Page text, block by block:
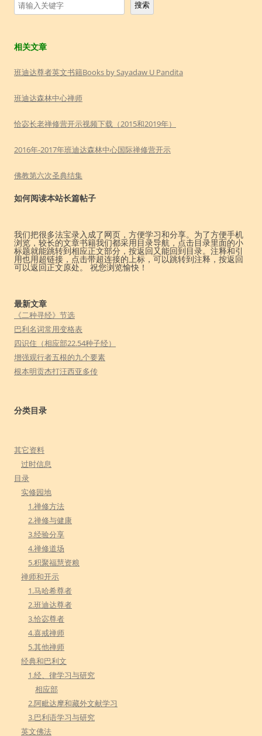
搜索
相关文章
班迪达尊者英文书籍Books by Sayadaw U Pandita
班迪达森林中心禅师
恰宓长老禅修营开示视频下载（2015和2019年）
2016年-2017年班迪达森林中心国际禅修营开示
佛教第六次圣典结集
如何阅读本站长篇帖子
我们把很多法宝录入成了网页，方便学习和分享。为了方便手机
浏览，较长的文章书籍我们都采用目录导航，点击目录里面的小
标题就能跳转到相应正文部分，按返回又能回到目录。注释和引
用也用超链接，点击带超连接的上标，可以跳转到注释，按返回
可以返回正文原处。 祝您浏览愉快！
最新文章
《二种寻经》节选
巴利名词常用变格表
四识住（相应部22.54种子经）
增强观行者五根的九个要素
根本明贡杰打汪西亚多传
分类目录
其它资料
过时信息
目录
实修园地
1.禅修方法
2.禅修与健康
3.经验分享
4.禅修道场
5.积聚福慧资粮
禅师和开示
1.马哈希尊者
2.班迪达尊者
3.恰宓尊者
4.喜戒禅师
5.其他禅师
经典和巴利文
1.经、律学习与研究
相应部
2.阿毗达摩和藏外文献学习
3.巴利语学习与研究
英文佛法